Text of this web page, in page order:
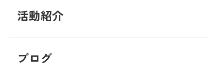
活動紹介
ブログ